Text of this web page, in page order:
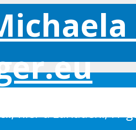
hier a zariadení, IT